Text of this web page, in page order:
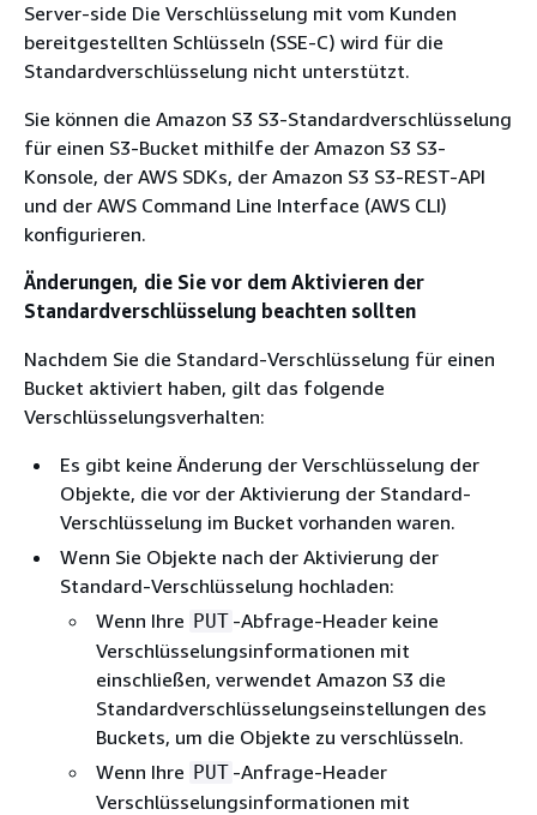
Server-side Die Verschlüsselung mit vom Kunden
bereitgestellten Schlüsseln (SSE-C) wird für die
Standardverschlüsselung nicht unterstützt.
Sie können die Amazon S3 S3-Standardverschlüsselung
für einen S3-Bucket mithilfe der Amazon S3 S3-
Konsole, der AWS SDKs, der Amazon S3 S3-REST-API
und der AWS Command Line Interface (AWS CLI)
konfigurieren.
Änderungen, die Sie vor dem Aktivieren der
Standardverschlüsselung beachten sollten
Nachdem Sie die Standard-Verschlüsselung für einen
Bucket aktiviert haben, gilt das folgende
Verschlüsselungsverhalten:
Es gibt keine Änderung der Verschlüsselung der
Objekte, die vor der Aktivierung der Standard-
Verschlüsselung im Bucket vorhanden waren.
Wenn Sie Objekte nach der Aktivierung der
Standard-Verschlüsselung hochladen:
Wenn Ihre PUT -Abfrage-Header keine
Verschlüsselungsinformationen mit
einschließen, verwendet Amazon S3 die
Standardverschlüsselungseinstellungen des
Buckets, um die Objekte zu verschlüsseln.
Wenn Ihre PUT -Anfrage-Header
Verschlüsselungsinformationen mit